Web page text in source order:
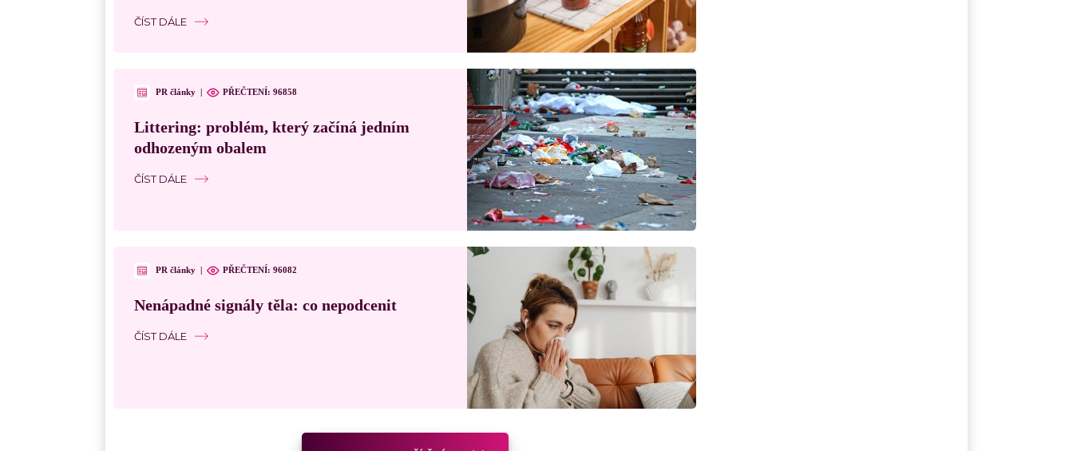
ČÍST DÁLE
PR články PŘEČTENÍ: 96858
Littering: problém, který začíná jedním
odhozeným obalem
ČÍST DÁLE
PR články PŘEČTENÍ: 96082
Nenápadné signály těla: co nepodcenit
ČÍST DÁLE